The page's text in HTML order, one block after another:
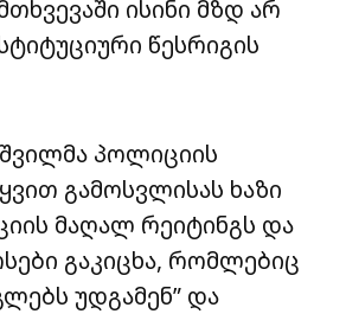
ისინი მზდ არ
წესრიგის
პოლიციის
გამოსვლისას ხაზი
მაღალ რეიტინგს და
გაკიცხა, რომლებიც
უდგამენ” და